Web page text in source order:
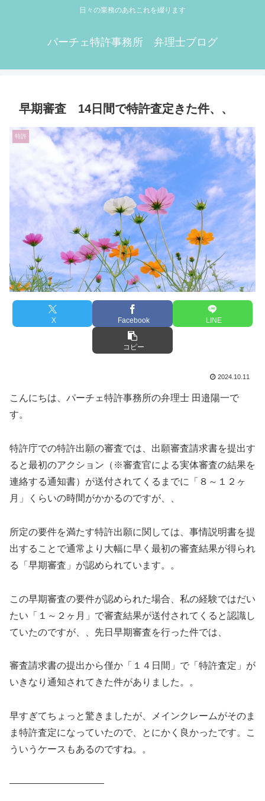
日々の業務のあれこれを綴ります
パーチェ特許事務所 弁理士ブログ
早期審査 14日間で特許査定きた件、、
特許
X Facebook LINE
コピー
2024.10.11
こんにちは、パーチェ特許事務所の弁理士 田邉陽一で
す。
特許庁での特許出願の審査では、出願審査請求書を提出す
ると最初のアクション（※審査官による実体審査の結果を
連絡する通知書）が送付されてくるまでに「８～１２ヶ
月」くらいの時間がかかるのですが、、
所定の要件を満たす特許出願に関しては、事情説明書を提
出することで通常より大幅に早く最初の審査結果が得られ
る「早期審査」が認められています。。
この早期審査の要件が認められた場合、私の経験ではだい
たい「１～２ヶ月」で審査結果が送付されてくると認識し
ていたのですが、、先日早期審査を行った件では、
審査請求書の提出から僅か「１４日間」で「特許査定」が
いきなり通知されてきた件がありました。。
早すぎてちょっと驚きましたが、メインクレームがそのま
ま特許査定になっていたので、とにかく良かったです。こ
ういうケースもあるのですね。。
——————————